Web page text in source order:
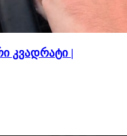
კვადრატი |